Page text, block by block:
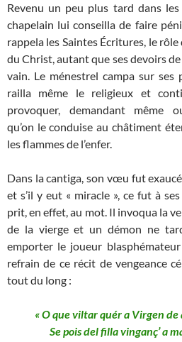
Revenu un peu plus tard dans les
chapelain lui conseilla de faire
rappela les Saintes Écritures, le
du Christ, autant que ses devoirs
vain. Le ménestrel campa sur ses
railla même le religieux et
provoquer, demandant même
qu’on le conduise au châtiment
les flammes de l’enfer.
Dans la cantiga, son vœu fut
et s’il y eut « miracle », ce fut à ses
prit, en effet, au mot. Il invoqua la
de la vierge et un démon ne
emporter le joueur
refrain de ce récit de vengeance
tout du long :
« O que viltar quér a Virgen
Se pois del filla vinganç’ a